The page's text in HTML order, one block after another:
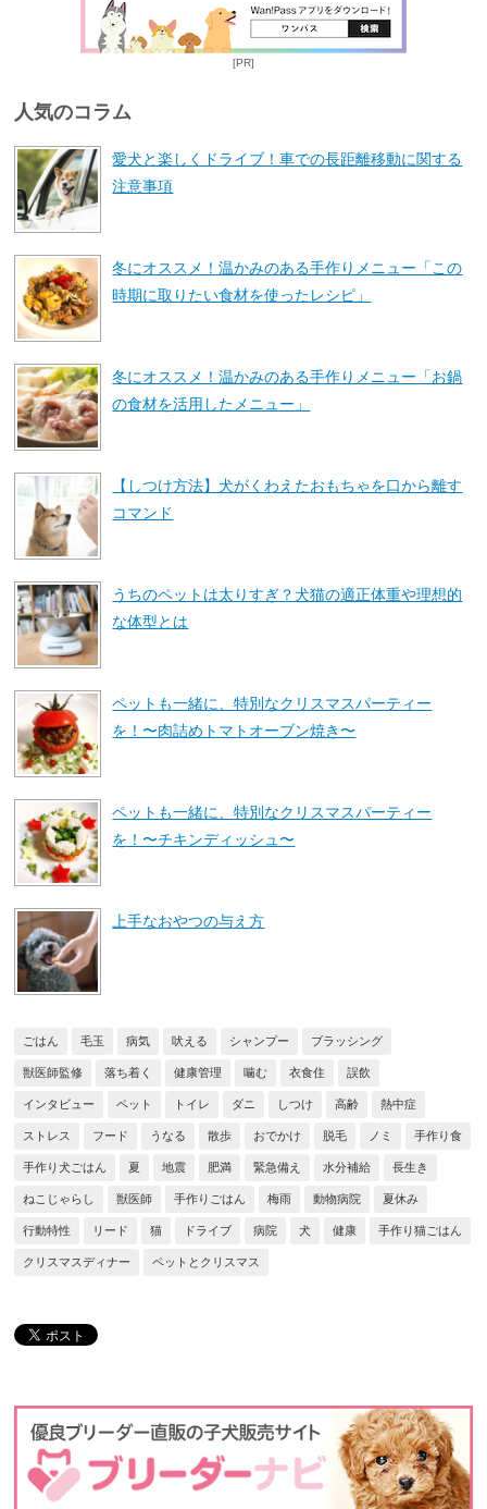
[PR]
人気のコラム
愛犬と楽しくドライブ！車での長距離移動に関する
注意事項
冬にオススメ！温かみのある手作りメニュー「この
時期に取りたい食材を使ったレシピ」
冬にオススメ！温かみのある手作りメニュー「お鍋
の食材を活用したメニュー」
【しつけ方法】犬がくわえたおもちゃを口から離す
コマンド
うちのペットは太りすぎ？犬猫の適正体重や理想的
な体型とは
ペットも一緒に、特別なクリスマスパーティー
を！〜肉詰めトマトオーブン焼き〜
ペットも一緒に、特別なクリスマスパーティー
を！〜チキンディッシュ〜
上手なおやつの与え方
ごはん 毛玉 病気 吠える シャンプー ブラッシング
獣医師監修 落ち着く 健康管理 噛む 衣食住 誤飲
インタビュー ペット トイレ ダニ しつけ 高齢 熱中症
ストレス フード うなる 散歩 おでかけ 脱毛 ノミ 手作り食
手作り犬ごはん 夏 地震 肥満 緊急備え 水分補給 長生き
ねこじゃらし 獣医師 手作りごはん 梅雨 動物病院 夏休み
行動特性 リード 猫 ドライブ 病院 犬 健康 手作り猫ごはん
クリスマスディナー ペットとクリスマス